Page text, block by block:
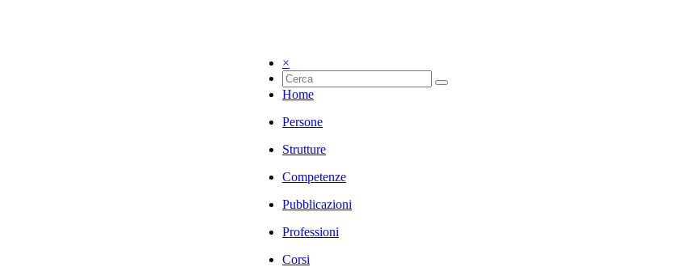
×
Home
Persone
Strutture
Competenze
Pubblicazioni
Professioni
Corsi